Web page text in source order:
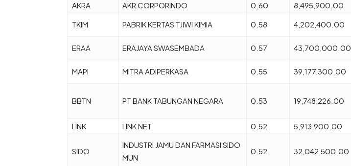
AKRA AKR CORPORINDO 0.60 8,495,900.00
TKIM PABRIK KERTAS TJIWI KIMIA 0.58 4,202,400.00
ERAA ERAJAYA SWASEMBADA 0.57 43,700,000.00
MAPI MITRA ADIPERKASA 0.55 39,177,300.00
BBTN PT BANK TABUNGAN NEGARA 0.53 19,748,226.00
LINK LINK NET 0.52 5,913,900.00
SIDO
INDUSTRI JAMU DAN FARMASI SIDO
MUN
0.52 32,042,500.00